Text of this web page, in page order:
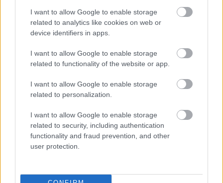
I want to allow Google to enable storage
related to analytics like cookies on web or
device identifiers in apps.
I want to allow Google to enable storage
related to functionality of the website or app.
I want to allow Google to enable storage
related to personalization.
I want to allow Google to enable storage
related to security, including authentication
functionality and fraud prevention, and other
user protection.
Az elnök megjegyezte, hogy
ugyanazokat a fegyverrendszereket
használhatják, mint amelyeket az amerikai
katonaság a Karib-tenger térségében
alkalmazott a feltételezett
kábítószercsempész motorcsónakok ellen.
Trump elnök vasárnap azt jelentette be, hogy